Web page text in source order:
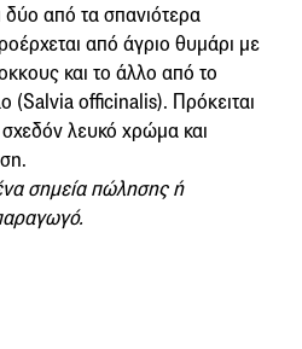
από τα σπανιότερα
από άγριο θυμάρι με
και το άλλο από το
(Salvia officinalis). Πρόκειται
λευκό χρώμα και
σημεία πώλησης ή